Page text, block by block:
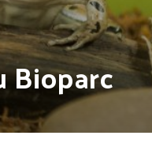
Bioparc